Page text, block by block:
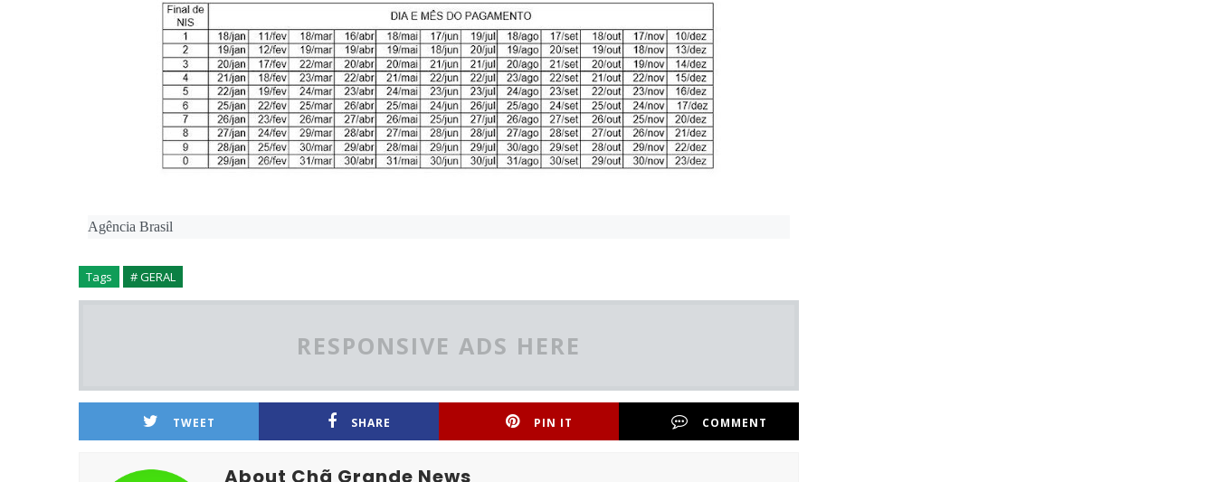
Agência Brasil
Tags # GERAL
RESPONSIVE ADS HERE
TWEET SHARE PIN IT COMMENT
About Chã Grande News